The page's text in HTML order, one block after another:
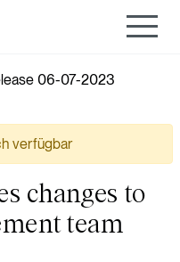
06-07-2023
verfügbar
changes to
team